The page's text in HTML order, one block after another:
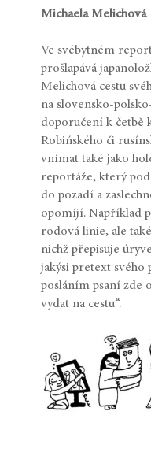
Michaela Melichová
Ve svébytném
prošlapává
Melichová cestu
na slovensko-
doporučení k četbě
Robińského či
vnímat také jako
reportáže, který
do pozadí a
opomíjí. Například
rodová linie, ale
nichž přepisuje
jakýsi pretext svého
posláním psaní zde
vydat na cestu“.